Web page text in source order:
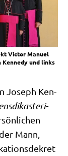
Victor Manuel
Kennedy und links
Joseph Ken­
Mann,